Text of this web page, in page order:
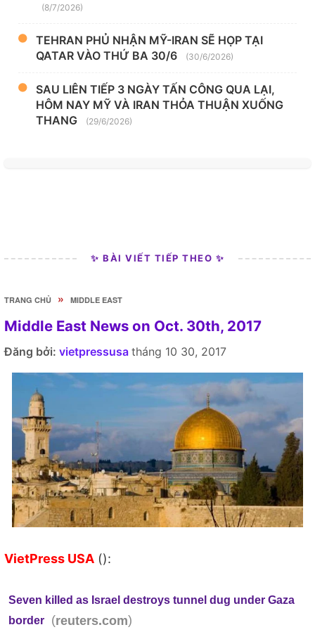
(8/7/2026)
TEHRAN PHỦ NHẬN MỸ-IRAN SẼ HỌP TẠI
QATAR VÀO THỨ BA 30/6
(30/6/2026)
SAU LIÊN TIẾP 3 NGÀY TẤN CÔNG QUA LẠI,
HÔM NAY MỸ VÀ IRAN THỎA THUẬN XUỐNG
THANG
(29/6/2026)
✨ BÀI VIẾT TIẾP THEO ✨
TRANG CHỦ » MIDDLE EAST
Middle East News on Oct. 30th, 2017
Đăng bởi: vietpressusa tháng 10 30, 2017
VietPress USA ():
Seven killed as Israel destroys tunnel dug under Gaza
border
(reuters.com)